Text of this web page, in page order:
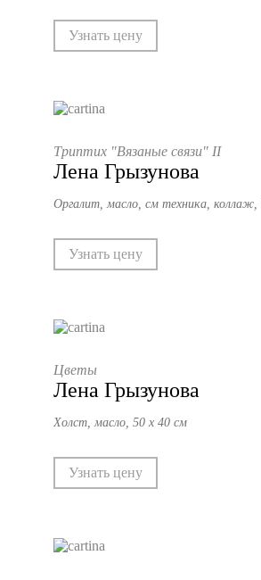
Узнать цену
Триптих "Вязаные связи" II
Лена Грызунова
Оргалит, масло, см техника, коллаж,
Узнать цену
Цветы
Лена Грызунова
Холст, масло, 50 х 40 см
Узнать цену